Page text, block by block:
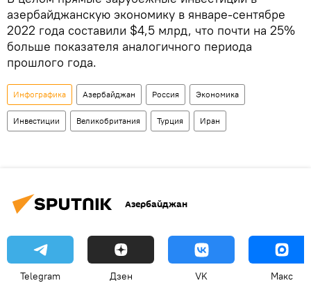
азербайджанскую экономику в январе-сентябре
2022 года составили $4,5 млрд, что почти на 25%
больше показателя аналогичного периода
прошлого года.
Инфографика Азербайджан Россия Экономика
Инвестиции Великобритания Турция Иран
Азербайджан
Telegram Дзен VK Макс